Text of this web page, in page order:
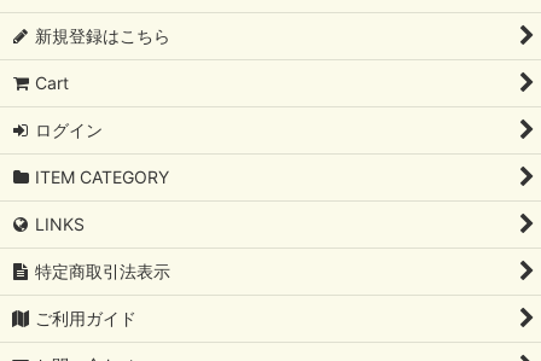
新規登録はこちら
Cart
ログイン
ITEM CATEGORY
LINKS
特定商取引法表示
ご利用ガイド